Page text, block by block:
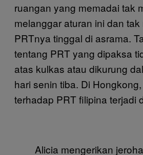
ruangan yang memadai tak
melanggar aturan ini dan
PRTnya tinggal di asrama.
tentang PRT yang dipaksa
atas kulkas atau dikurung
hari senin tiba. Di
terhadap PRT filipina terjadi
Alicia mengerikan